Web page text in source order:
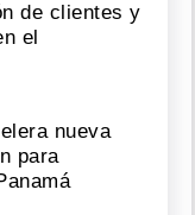
de clientes y
el
nueva
para